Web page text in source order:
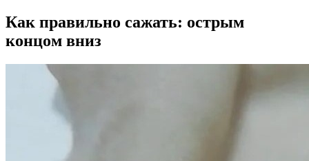
Как правильно сажать: острым
концом вниз